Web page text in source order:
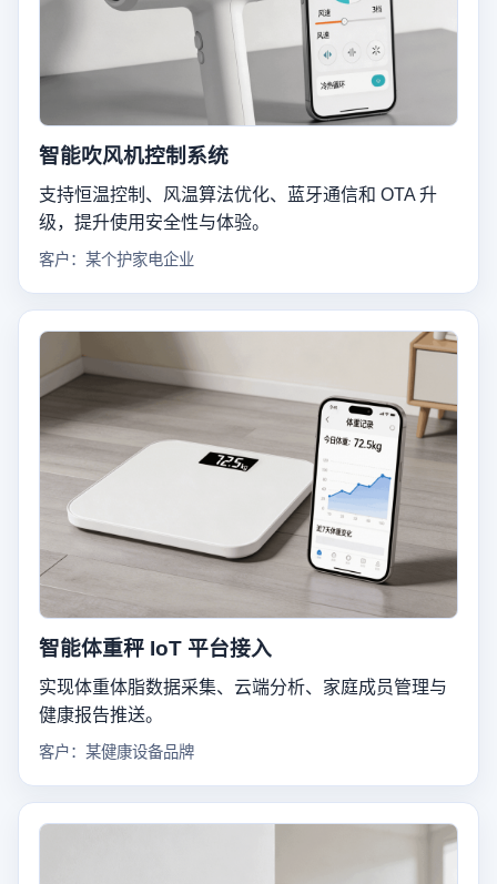
智能吹风机控制系统
支持恒温控制、风温算法优化、蓝牙通信和 OTA 升
级，提升使用安全性与体验。
客户：某个护家电企业
智能体重秤 IoT 平台接入
实现体重体脂数据采集、云端分析、家庭成员管理与
健康报告推送。
客户：某健康设备品牌